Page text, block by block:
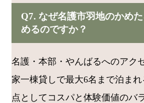
Q7. なぜ名護市羽地のかめ
めるのですか？
名護・本部・やんばるへのアク
家一棟貸しで最大6名まで泊ま
点としてコスパと体験価値のバ